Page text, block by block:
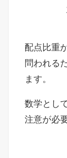
配点比重
問われる
ます。
数学とし
注意が必